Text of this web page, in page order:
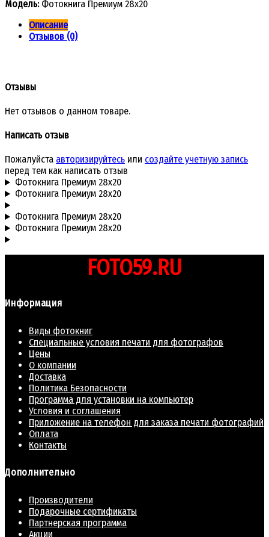
Модель: Фотокнига Премиум 28x20
Описание
Отзывов (0)
Отзывы
Нет отзывов о данном товаре.
Написать отзыв
Пожалуйста авторизируйтесь или создайте учетную запись
перед тем как написать отзыв
Фотокнига Премиум 28x20
Фотокнига Премиум 28x20
Фотокнига Премиум 28x20
Фотокнига Премиум 28x20
FOTO59.RU
Информация
Виды фотокниг
Специальные условия печати для фотографов
Цены
О компании
Доставка
Политика Безопасности
Программа для установки на компьютер
Условия и соглашения
Приложение на телефон для заказа печати фотографий
Оплата
Контакты
Дополнительно
Производители
Подарочные сертификаты
Партнерская программа
Акции